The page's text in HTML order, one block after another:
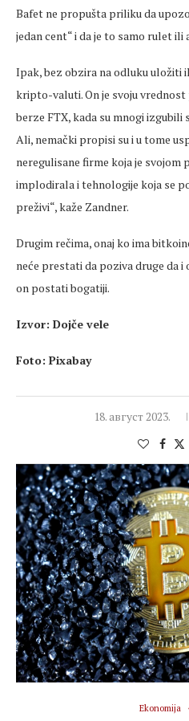
Bafet ne propušta priliku da
jedan cent“ i da je to samo rulet ili
Ipak, bez obzira na odluku uložiti
kripto-valuti. On je svoju
berze FTX, kada su mnogi izgubili
Ali, nemački propisi su i u tome
neregulisane firme koja je
implodirala i tehnologije koja se
preživi“, kaže Zandner.
Drugim rečima, onaj ko ima
neće prestati da poziva druge da i
on postati bogatiji.
Izvor: Dojče vele
Foto: Pixabay
18. август 2023.
Ekonomija